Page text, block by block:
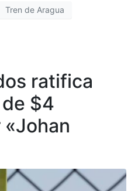
Tren de Aragua
ratifica
$4